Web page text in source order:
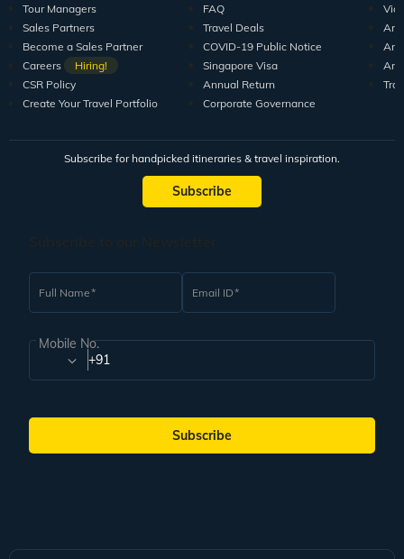
Tour Managers
Sales Partners
Become a Sales Partner
Careers
Hiring!
CSR Policy
Create Your Travel Portfolio
FAQ
Travel Deals
COVID-19 Public Notice
Singapore Visa
Annual Return
Corporate Governance
Subscribe for handpicked itineraries & travel inspiration.
Subscribe
Full Name Email ID
Mobile No.
+91
Subscribe